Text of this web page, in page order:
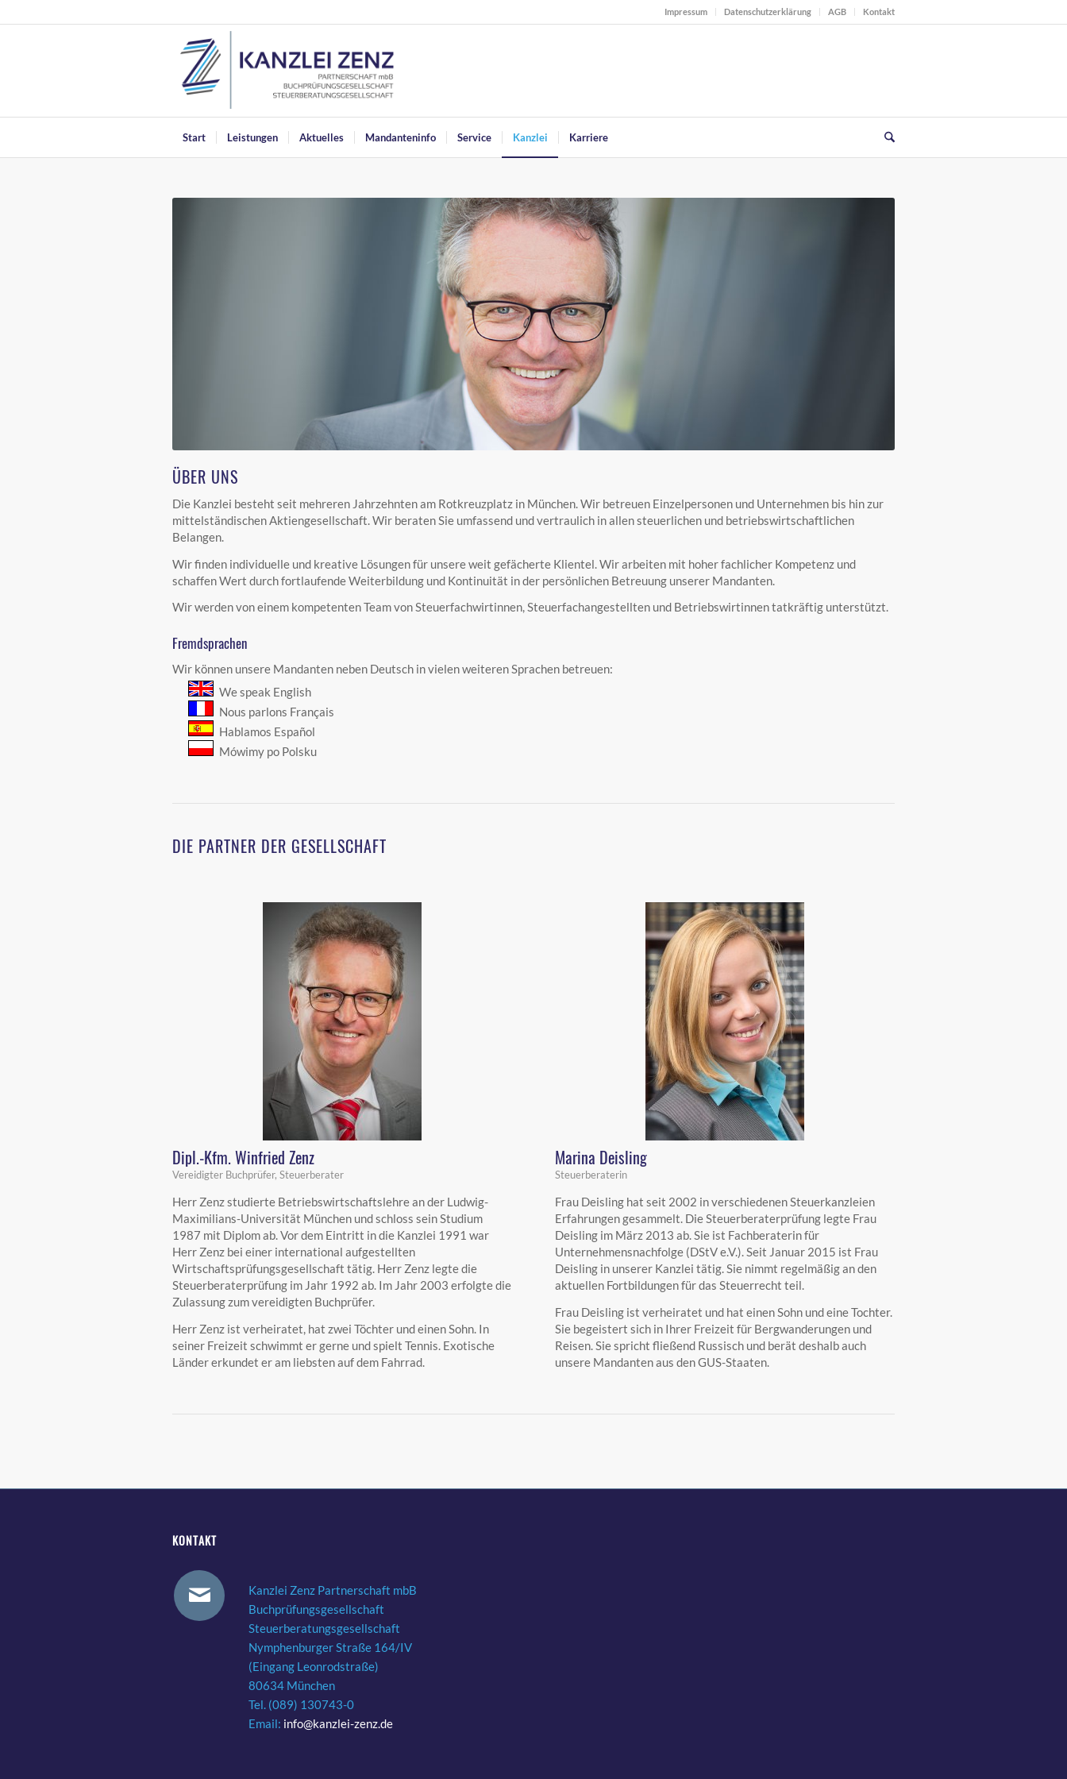
Impressum Datenschutzerklärung AGB Kontakt
Start Leistungen Aktuelles Mandanteninfo Service Kanzlei Karriere
ÜBER UNS
Die Kanzlei besteht seit mehreren Jahrzehnten am Rotkreuzplatz in München. Wir betreuen Einzelpersonen und Unternehmen bis hin zur
mittelständischen Aktiengesellschaft. Wir beraten Sie umfassend und vertraulich in allen steuerlichen und betriebswirtschaftlichen
Belangen.
Wir finden individuelle und kreative Lösungen für unsere weit gefächerte Klientel. Wir arbeiten mit hoher fachlicher Kompetenz und
schaffen Wert durch fortlaufende Weiterbildung und Kontinuität in der persönlichen Betreuung unserer Mandanten.
Wir werden von einem kompetenten Team von Steuerfachwirtinnen, Steuerfachangestellten und Betriebswirtinnen tatkräftig unterstützt.
Fremdsprachen
Wir können unsere Mandanten neben Deutsch in vielen weiteren Sprachen betreuen:
We speak English
Nous parlons Français
Hablamos Español
Mówimy po Polsku
DIE PARTNER DER GESELLSCHAFT
Dipl.-Kfm. Winfried Zenz
Vereidigter Buchprüfer, Steuerberater
Herr Zenz studierte Betriebswirtschaftslehre an der Ludwig-
Maximilians-Universität München und schloss sein Studium
1987 mit Diplom ab. Vor dem Eintritt in die Kanzlei 1991 war
Herr Zenz bei einer international aufgestellten
Wirtschaftsprüfungsgesellschaft tätig. Herr Zenz legte die
Steuerberaterprüfung im Jahr 1992 ab. Im Jahr 2003 erfolgte die
Zulassung zum vereidigten Buchprüfer.
Herr Zenz ist verheiratet, hat zwei Töchter und einen Sohn. In
seiner Freizeit schwimmt er gerne und spielt Tennis. Exotische
Länder erkundet er am liebsten auf dem Fahrrad.
Marina Deisling
Steuerberaterin
Frau Deisling hat seit 2002 in verschiedenen Steuerkanzleien
Erfahrungen gesammelt. Die Steuerberaterprüfung legte Frau
Deisling im März 2013 ab. Sie ist Fachberaterin für
Unternehmensnachfolge (DStV e.V.). Seit Januar 2015 ist Frau
Deisling in unserer Kanzlei tätig. Sie nimmt regelmäßig an den
aktuellen Fortbildungen für das Steuerrecht teil.
Frau Deisling ist verheiratet und hat einen Sohn und eine Tochter.
Sie begeistert sich in Ihrer Freizeit für Bergwanderungen und
Reisen. Sie spricht fließend Russisch und berät deshalb auch
unsere Mandanten aus den GUS-Staaten.
KONTAKT
Kanzlei Zenz Partnerschaft mbB
Buchprüfungsgesellschaft
Steuerberatungsgesellschaft
Nymphenburger Straße 164/IV
(Eingang Leonrodstraße)
80634 München
Tel. (089) 130743-0
Email: info@kanzlei-zenz.de